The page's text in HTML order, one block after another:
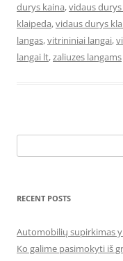
durys kaina,vidaus
klaipeda,vidaus durys
langas,vitrininiai langai,
langai lt,zaliuzes langams
for:
RECENT POSTS
Automobilių supirkimas
Ko galime pasimokyti iš